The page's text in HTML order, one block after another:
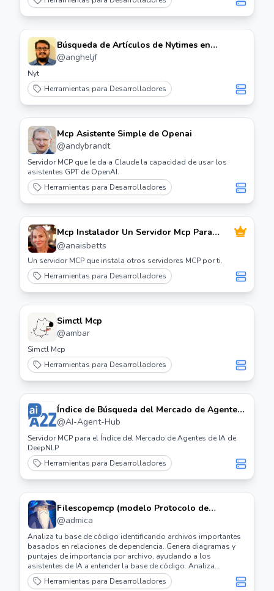
Búsqueda de Artículos de Nytimes en
Servidor Mcp
@angheljf
Nyt
Herramientas para Desarrolladores
Mcp Asistente Simple de Openai
@andybrandt
Servidor MCP que le da a Claude la capacidad de usar los
asistentes GPT de OpenAI.
Herramientas para Desarrolladores
Mcp Instalador Un Servidor Mcp Para
Instalar Servidores Mcp
@anaisbetts
Un servidor MCP que instala otros servidores MCP por ti.
Herramientas para Desarrolladores
Simctl Mcp
@ambar
Simctl Mcp
Herramientas para Desarrolladores
Índice de Búsqueda del Mercado de Agentes
de IA Servidor Mcp
@AI-Agent-Hub
Servidor MCP para el Índice del Mercado de Agentes de IA de
DeepNLP
Herramientas para Desarrolladores
Filescopemcp (modelo Protocolo de
Contexto) Servidor
@admica
Analiza tu base de código identificando archivos importantes
basados en relaciones de dependencia. Genera diagramas y
puntajes de importancia por archivo, ayudando a los
asistentes de IA a entender la base de código. Analiza
automáticamente lenguajes de programación populares como
Python, C, C++, Rust, Zig, Lua.
Herramientas para Desarrolladores